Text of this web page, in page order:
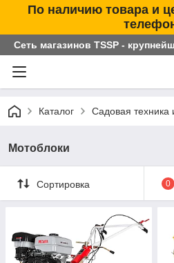
По наличию товара и
Сеть магазинов TSSP -
Каталог Садовая техника
Мотоблоки
Сортировка 0